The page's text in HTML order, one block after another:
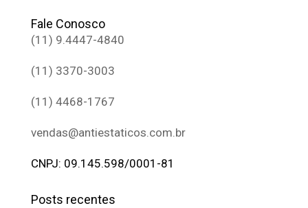
Fale Conosco
(11) 9.4447-4840
(11) 3370-3003
(11) 4468-1767
vendas@antiestaticos.com.br
CNPJ: 09.145.598/0001-81
Posts recentes